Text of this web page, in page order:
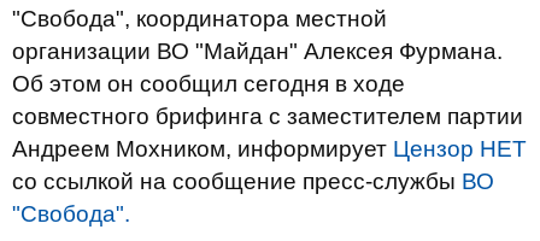
"Свобода", координатора местной
организации ВО "Майдан" Алексея Фурмана.
Об этом он сообщил сегодня в ходе
совместного брифинга с заместителем партии
Андреем Мохником, информирует Цензор НЕТ
со ссылкой на сообщение пресс-службы ВО
"Свобода".